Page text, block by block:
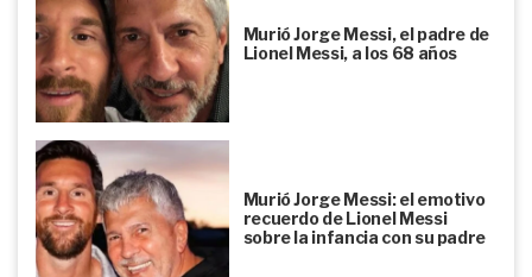
Murió Jorge Messi, el padre de
Lionel Messi, a los 68 años
Murió Jorge Messi: el emotivo
recuerdo de Lionel Messi
sobre la infancia con su padre